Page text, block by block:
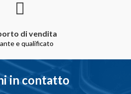
di vendita
e qualificato
in contatto